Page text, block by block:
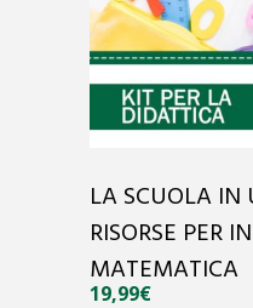
LA SCUOLA IN
RISORSE PER
MATEMATICA
19,99€